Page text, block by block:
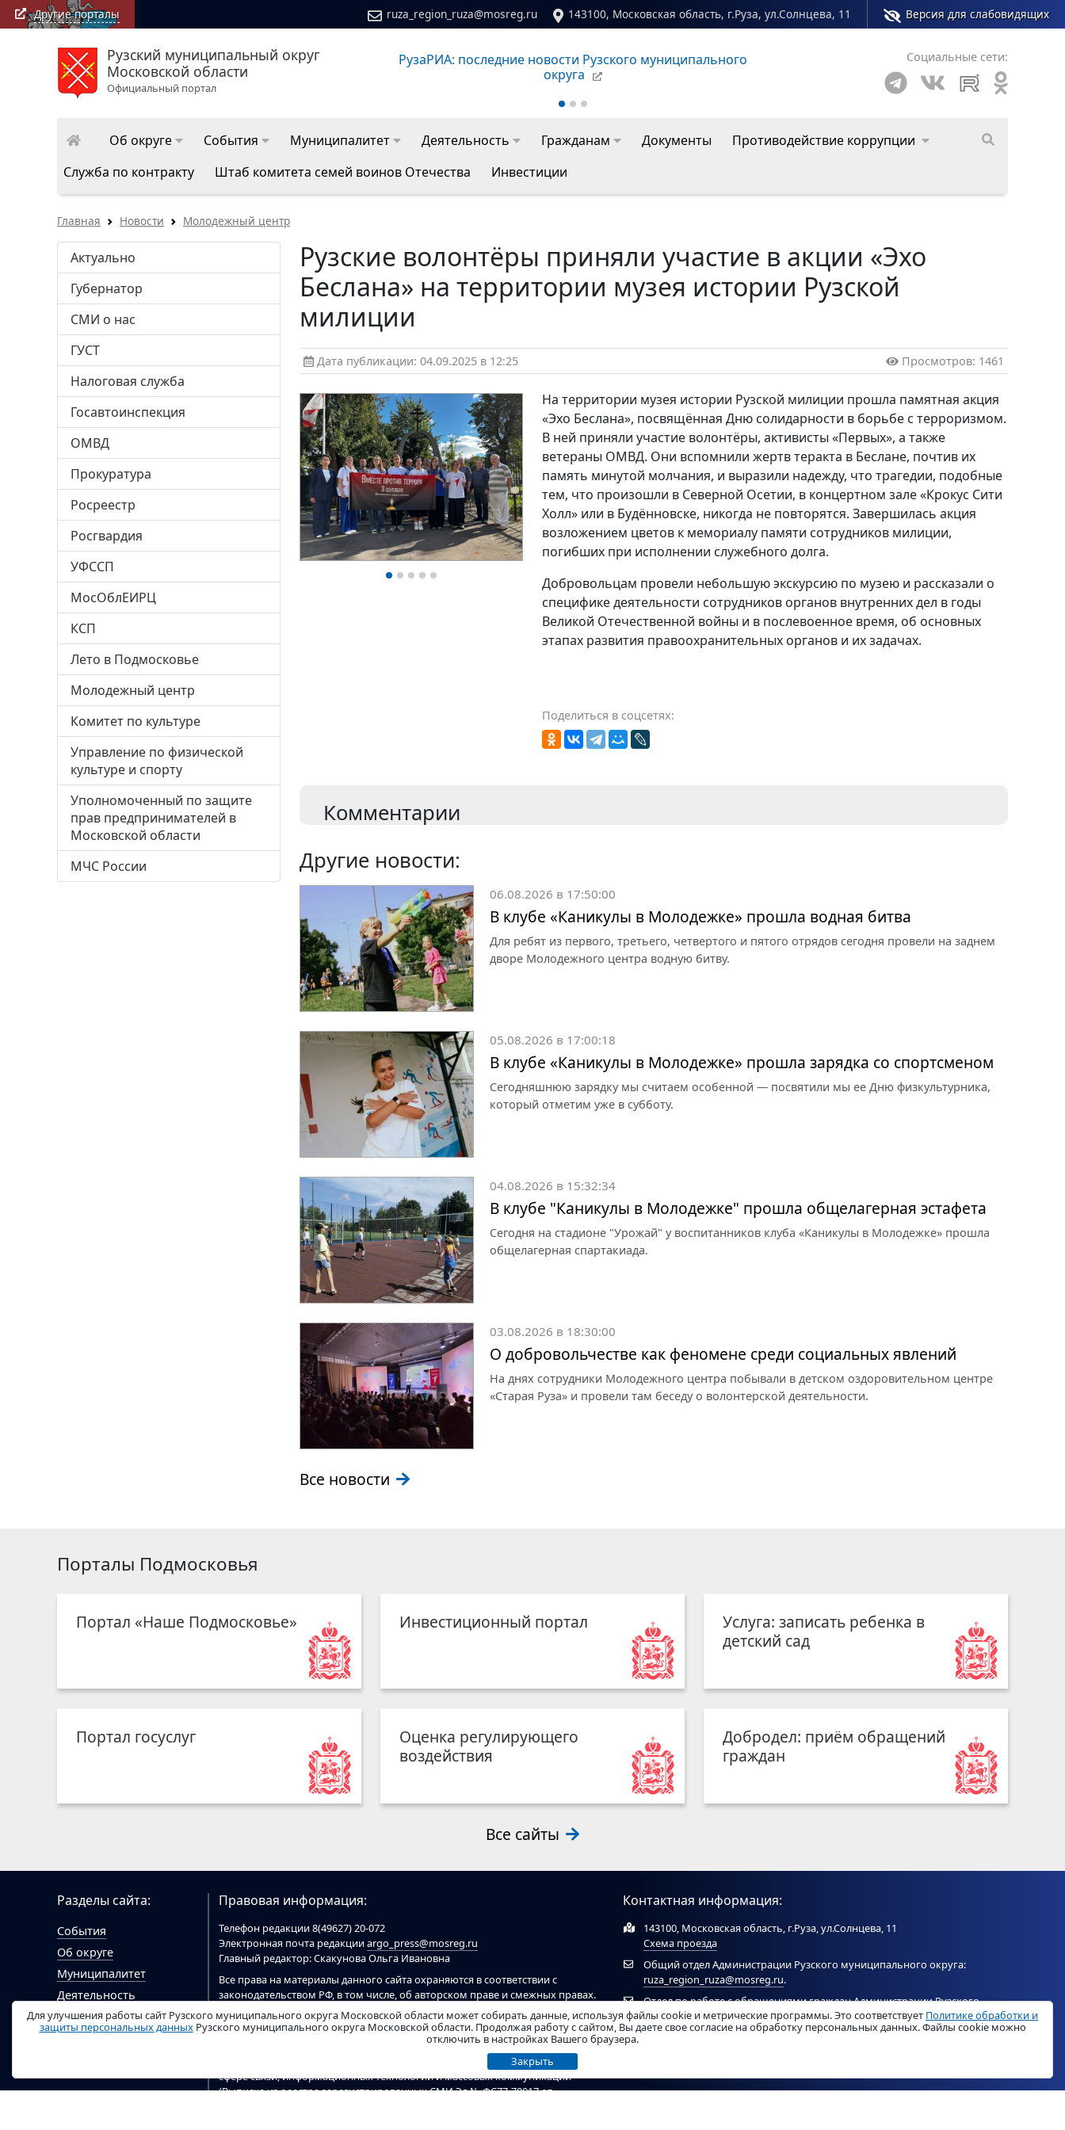
Другие порталы ruza_region_ruza@mosreg.ru 143100, Московская область, г.Руза, ул.Солнцева, 11 Версия для слабовидящих
Рузский муниципальный округ
Московской области
Официальный портал
Сайт молодежного центра Рузского муниципального округа Социальные сети:
Об округе События Муниципалитет Деятельность Гражданам Документы
Противодействие коррупции
Служба по контракту
Штаб комитета семей воинов Отечества Инвестиции
Главная Новости Молодежный центр
Актуально
Губернатор
СМИ о нас
ГУСТ
Налоговая служба
Госавтоинспекция
ОМВД
Прокуратура
Росреестр
Росгвардия
УФССП
МосОблЕИРЦ
КСП
Лето в Подмосковье
Молодежный центр
Комитет по культуре
Управление по физической
культуре и спорту
Уполномоченный по защите
прав предпринимателей в
Московской области
МЧС России
Рузские волонтёры приняли участие в акции «Эхо
Беслана» на территории музея истории Рузской
милиции
Дата публикации: 04.09.2025 в 12:25 Просмотров: 1461
На территории музея истории Рузской милиции прошла памятная акция
«Эхо Беслана», посвящённая Дню солидарности в борьбе с терроризмом.
В ней приняли участие волонтёры, активисты «Первых», а также
ветераны ОМВД. Они вспомнили жертв теракта в Беслане, почтив их
память минутой молчания, и выразили надежду, что трагедии, подобные
тем, что произошли в Северной Осетии, в концертном зале «Крокус Сити
Холл» или в Будённовске, никогда не повторятся. Завершилась акция
возложением цветов к мемориалу памяти сотрудников милиции,
погибших при исполнении служебного долга.
Добровольцам провели небольшую экскурсию по музею и рассказали о
специфике деятельности сотрудников органов внутренних дел в годы
Великой Отечественной войны и в послевоенное время, об основных
этапах развития правоохранительных органов и их задачах.
Поделиться в соцсетях:
Комментарии
Другие новости:
06.08.2026 в 17:50:00
В клубе «Каникулы в Молодежке» прошла водная битва
Для ребят из первого, третьего, четвертого и пятого отрядов сегодня провели на заднем
дворе Молодежного центра водную битву.
05.08.2026 в 17:00:18
В клубе «Каникулы в Молодежке» прошла зарядка со спортсменом
Сегодняшнюю зарядку мы считаем особенной — посвятили мы ее Дню физкультурника,
который отметим уже в субботу.
04.08.2026 в 15:32:34
В клубе "Каникулы в Молодежке" прошла общелагерная эстафета
Сегодня на стадионе "Урожай" у воспитанников клуба «Каникулы в Молодежке» прошла
общелагерная спартакиада.
03.08.2026 в 18:30:00
О добровольчестве как феномене среди социальных явлений
На днях сотрудники Молодежного центра побывали в детском оздоровительном центре
«Старая Руза» и провели там беседу о волонтерской деятельности.
Все новости
Порталы Подмосковья
Портал «Наше Подмосковье» Инвестиционный портал
Услуга: записать ребенка в
детский сад
Портал госуслуг
Оценка регулирующего
воздействия
Добродел: приём обращений
граждан
Все сайты
Разделы сайта:
События
Об округе
Муниципалитет
Деятельность
Гражданам
Документы
Правовая информация:
Телефон редакции 8(49627) 20-072
Электронная почта редакцииargo_press@mosreg.ru
Главный редактор: Скакунова Ольга Ивановна
Все права на материалы данного сайта охраняются в соответствии с
законодательством РФ, в том числе, об авторском праве и смежных правах.
При цитировании материалов обязательна ссылка на сайт
цитировании электронными ресурсами обязательна гиперссылка на сайт
зарегистрирован Федеральной службой по надзору в
сфере связи, информационных технологий и массовых коммуникаций
(Выписка из реестра зарегистрированных СМИ Эл № ФС77-78017 от
Контактная информация:
143100, Московская область, г.Руза, ул.Солнцева, 11
Схема проезда
Общий отдел Администрации Рузского муниципального округа:
ruza_region_ruza@mosreg.ru.
Отдел по работе с обращениями граждан Администрации Рузского
муниципального округа: ruza_og_argo@mosreg.ru.
Для улучшения работы сайт Рузского муниципального округа Московской области может собирать данные, используя файлы cookie и метрические программы. Это соответствует Политике обработки и
защиты персональных данныхРузского муниципального округа Московской области. Продолжая работу с сайтом, Вы даете свое согласие на обработку персональных данных. Файлы cookie можно
отключить в настройках Вашего браузера.
Закрыть